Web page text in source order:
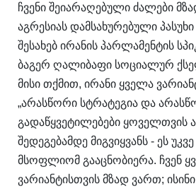
ჩვენი შეიარაღებული ძალები
აგრესიას დამსახურებული პასუხი
შესახებ ირანის პარლამენტის
ბაგერ ღალიბაფი სოციალურ
მისი თქმით, ირანი ყველა
„არასწორი სტრატეგია და
გადაწყვეტილებები ყოველთვის
შედეგებამდე მიგვიყვანს - ეს
მსოფლიომ გააცნობიერა. ჩვენ
ვარიანტისთვის მზად ვართ;